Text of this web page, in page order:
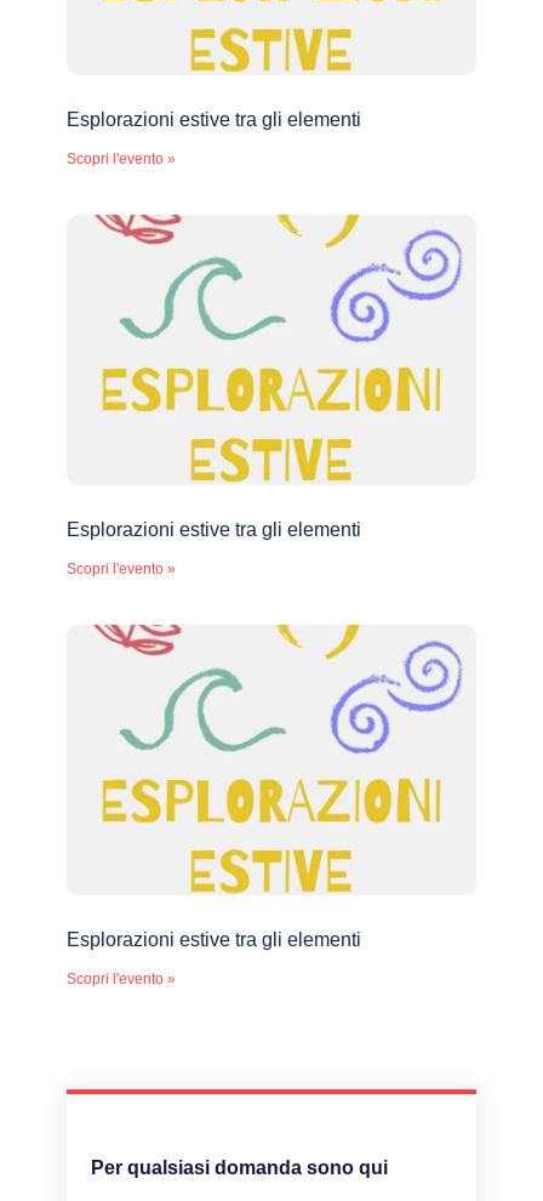
Esplorazioni estive tra gli elementi
Scopri l'evento »
Esplorazioni estive tra gli elementi
Scopri l'evento »
Esplorazioni estive tra gli elementi
Scopri l'evento »
Per qualsiasi domanda sono qui